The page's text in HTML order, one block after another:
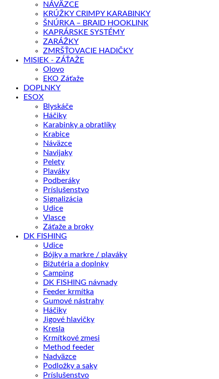
NÁVÄZCE
KRÚŽKY CRIMPY KARABINKY
ŠNÚRKA – BRAID HOOKLINK
KAPRÁRSKE SYSTÉMY
ZARÁŽKY
ZMRŠŤOVACIE HADIČKY
MISIEK - ZÁŤAŽE
Olovo
EKO Záťaže
DOPLNKY
ESOX
Blyskáče
Háčiky
Karabinky a obratlíky
Krabice
Náväzce
Navijaky
Pelety
Plaváky
Podberáky
Príslušenstvo
Signalizácia
Udice
Vlasce
Záťaže a broky
DK FISHING
Udice
Bójky a markre / plaváky
Bižutéria a doplnky
Camping
DK FISHING návnady
Feeder krmítka
Gumové nástrahy
Háčiky
Jigové hlavičky
Kresla
Krmítkové zmesi
Method feeder
Nadväzce
Podložky a saky
Príslušenstvo